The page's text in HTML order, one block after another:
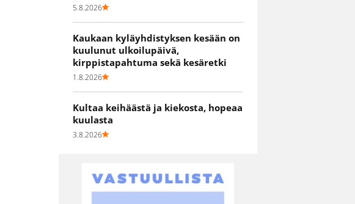
5.8.2026
Kaukaan kyläyhdistyksen kesään on
kuulunut ulkoilupäivä,
kirppistapahtuma sekä kesäretki
1.8.2026
Kultaa keihäästä ja kiekosta, hopeaa
kuulasta
3.8.2026